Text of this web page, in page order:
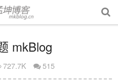
mkBlog
727.7K 515